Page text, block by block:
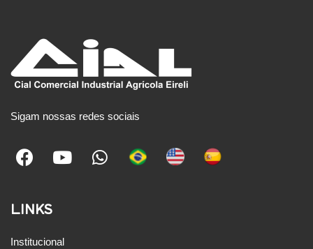
Sigam nossas redes sociais
LINKS
Institucional